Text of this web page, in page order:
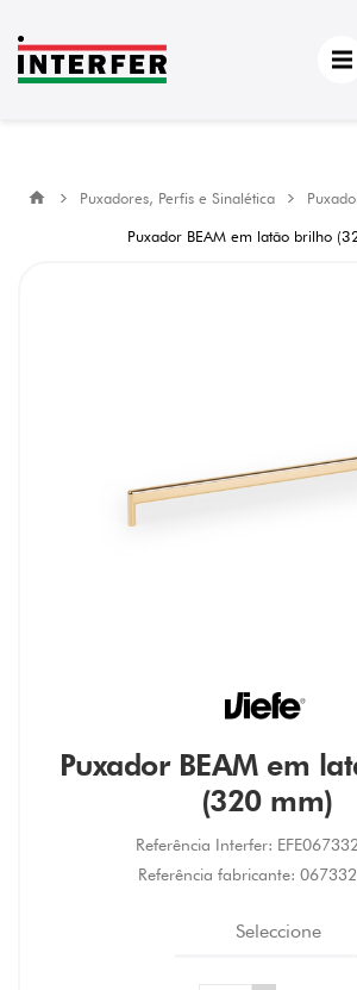
Puxadores, Perfis e Sinalética
Puxador BEAM em latão brilho
Puxador BEAM em
(320 mm)
Referência Interfer:
Referência fabricante:
Seleccione